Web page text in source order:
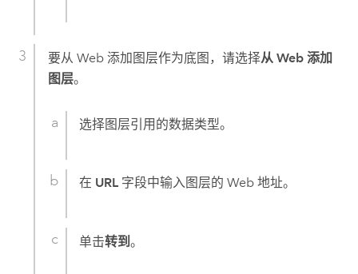
要从 Web 添加图层作为底图，请选择从 Web 添加
图层。
选择图层引用的数据类型。
在 URL 字段中输入图层的 Web 地址。
单击转到。